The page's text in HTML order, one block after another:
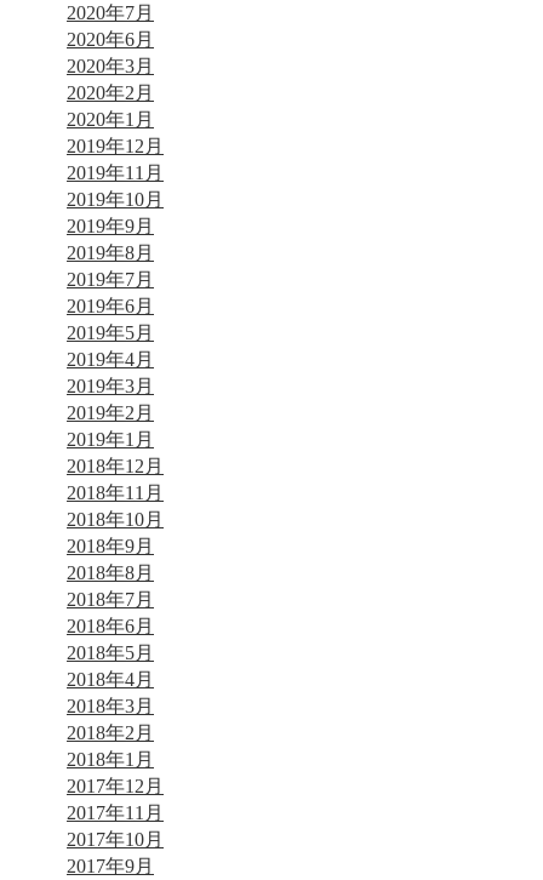
2020年7月
2020年6月
2020年3月
2020年2月
2020年1月
2019年12月
2019年11月
2019年10月
2019年9月
2019年8月
2019年7月
2019年6月
2019年5月
2019年4月
2019年3月
2019年2月
2019年1月
2018年12月
2018年11月
2018年10月
2018年9月
2018年8月
2018年7月
2018年6月
2018年5月
2018年4月
2018年3月
2018年2月
2018年1月
2017年12月
2017年11月
2017年10月
2017年9月